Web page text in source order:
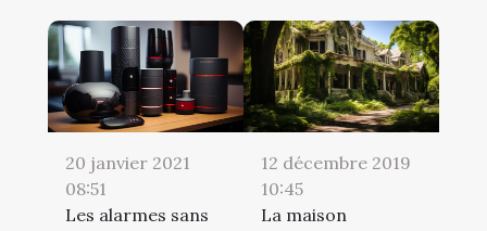
20 janvier 2021
08:51
Les alarmes sans
12 décembre 2019
10:45
La maison